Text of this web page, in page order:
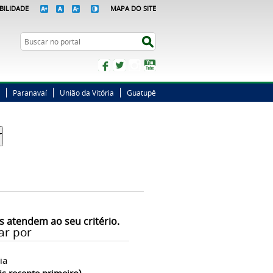
MAPA DO SITE
Busca
FacebookTwitterInstagram
Paranavaí União da Vitória Guatupê
atendem ao seu critério.
por